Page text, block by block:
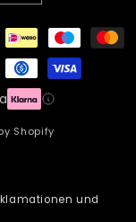
Shopify
und